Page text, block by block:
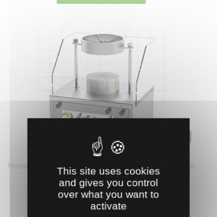
PORTIONNEUSE A FROMAGE
Portionneuses à fromage disponibles en plusieurs modèles
selon l’objectif : découpe en ...
7364.65 €HT
This site uses cookies
and gives you control
over what you want to
activate